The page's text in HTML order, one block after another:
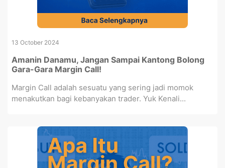
13 October 2024
Amanin Danamu, Jangan Sampai Kantong Bolong
Gara-Gara Margin Call!
Margin Call adalah sesuatu yang sering jadi momok
menakutkan bagi kebanyakan trader. Yuk Kenali...